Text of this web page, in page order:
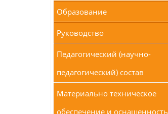
Образование
Руководство
Педагогический (научно-
педагогический) состав
Материально техническое
обеспечение и оснащенность